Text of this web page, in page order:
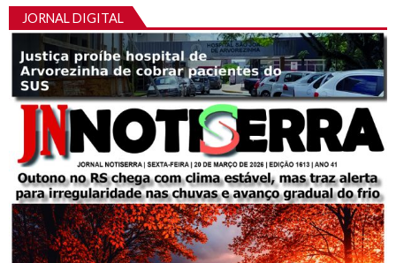
JORNAL DIGITAL